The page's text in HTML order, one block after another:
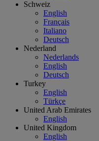
Schweiz
English
Français
Italiano
Deutsch
Nederland
Nederlands
English
Deutsch
Turkey
English
Türkçe
United Arab Emirates
English
United Kingdom
English